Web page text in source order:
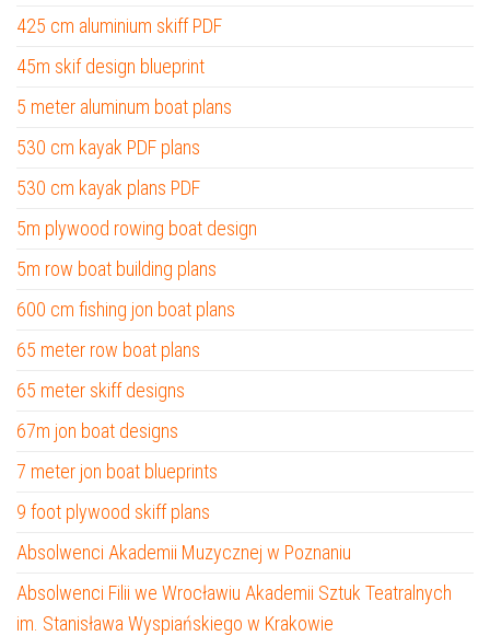
425 cm aluminium skiff PDF
45m skif design blueprint
5 meter aluminum boat plans
530 cm kayak PDF plans
530 cm kayak plans PDF
5m plywood rowing boat design
5m row boat building plans
600 cm fishing jon boat plans
65 meter row boat plans
65 meter skiff designs
67m jon boat designs
7 meter jon boat blueprints
9 foot plywood skiff plans
Absolwenci Akademii Muzycznej w Poznaniu
Absolwenci Filii we Wrocławiu Akademii Sztuk Teatralnych
im. Stanisława Wyspiańskiego w Krakowie